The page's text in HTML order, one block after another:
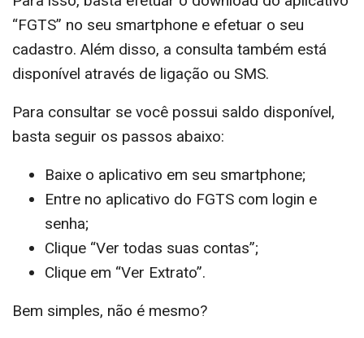
“FGTS” no seu smartphone e efetuar o seu
cadastro. Além disso, a consulta também está
disponível através de ligação ou SMS.
Para consultar se você possui saldo disponível,
basta seguir os passos abaixo:
Baixe o aplicativo em seu smartphone;
Entre no aplicativo do FGTS com login e
senha;
Clique “Ver todas suas contas”;
Clique em “Ver Extrato”.
Bem simples, não é mesmo?